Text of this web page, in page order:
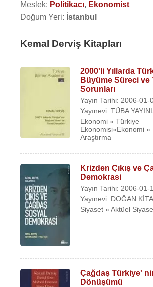
Meslek: Politikacı, Ekonomist
Doğum Yeri: İstanbul
Kemal Derviş Kitapları
2000'li Yıllarda
Büyüme Süreci ve
Sorunları
Yayın Tarihi: 2006-01-
Yayınevi: TÜBA
Ekonomi » Türkiye
Ekonomisi»Ekonomi »
Araştırma
Krizden Çıkış ve
Demokrasi
Yayın Tarihi: 2006-01-
Yayınevi: DOĞAN
Siyaset » Aktüel
Çağdaş Türkiye'
Dönüşümü